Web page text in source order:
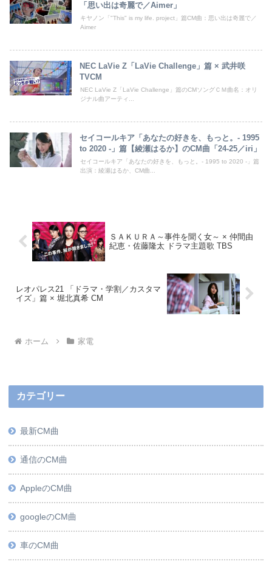
「思い出は奇麗で／Aimer」
キヤノン「"This" is my life. project」篇CM曲：思い出は奇麗で／
Aimer
NEC LaVie Z「LaVie Challenge」篇 × 武井咲
TVCM
NEC LaVie Z「LaVie Challenge」篇のCMソングＣＭ曲名：オリ
ジナル曲アーティ...
セイコールキア「あなたの好きを、もっと。- 1995
to 2020 -」篇【綾瀬はるか】のCM曲「24-25／iri」
セイコールキア「あなたの好きを、もっと。- 1995 to 2020 -」篇
出演：綾瀬はるか、CM曲...
ＳＡＫＵＲＡ～事件を聞く女～ × 仲間由
紀恵・佐藤隆太 ドラマ主題歌 TBS
レオパレス21 「ドラマ・学割／カスタマ
イズ」篇 × 堀北真希 CM
ホーム 家電
カテゴリー
最新CM曲
通信のCM曲
AppleのCM曲
googleのCM曲
車のCM曲